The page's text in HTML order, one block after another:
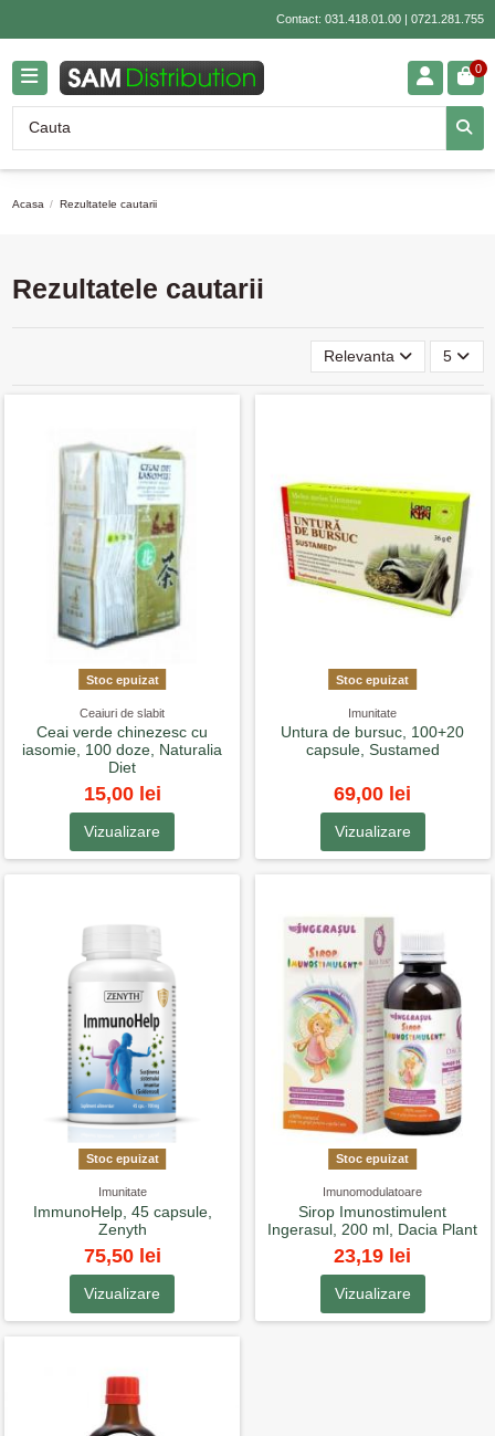
Contact: 031.418.01.00| 0721.281.755
0
Acasa Rezultatele cautarii
Rezultatele cautarii
Relevanta 5
Stoc epuizat
Ceaiuri de slabit
Ceai verde chinezesc cu
iasomie, 100 doze, Naturalia
Diet
15,00 lei
Vizualizare
Stoc epuizat
Imunitate
Untura de bursuc, 100+20
capsule, Sustamed
69,00 lei
Vizualizare
Stoc epuizat
Imunitate
ImmunoHelp, 45 capsule,
Zenyth
75,50 lei
Vizualizare
Stoc epuizat
Imunomodulatoare
Sirop Imunostimulent
Ingerasul, 200 ml, Dacia Plant
23,19 lei
Vizualizare